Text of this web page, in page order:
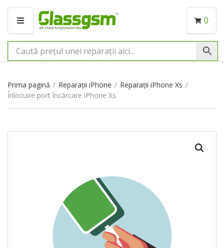
M
N
I
0
Prima pagină / Reparații iPhone / Reparații iPhone Xs /
Înlocuire port încărcare iPhone Xs